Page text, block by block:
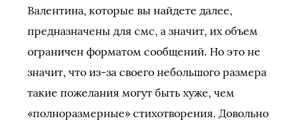
Валентина, которые вы найдете далее,
предназначены для смс, а значит, их объем
ограничен форматом сообщений. Но это не
значит, что из-за своего небольшого размера
такие пожелания могут быть хуже, чем
«полноразмерные» стихотворения. Довольно